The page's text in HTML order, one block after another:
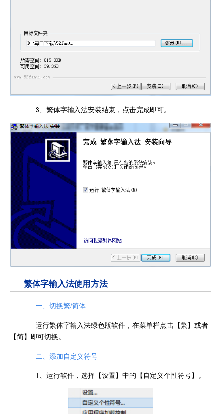
3、繁体字输入法安装结束，点击完成即可。
繁体字输入法使用方法
一、切换繁/简体
运行繁体字输入法绿色版软件，在菜单栏点击【繁】或者
【简】即可切换。
二、添加自定义符号
1、运行软件，选择【设置】中的【自定义个性符号】。